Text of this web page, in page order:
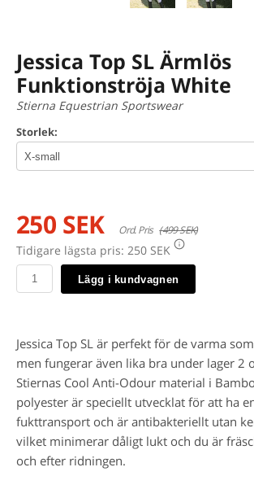
Jessica Top SL Ärmlös
Funktionströja White
Stierna Equestrian Sportswear
Storlek:
250 SEK Ord. Pris (499 SEK)
Tidigare lägsta pris: 250 SEK
Lägg i kundvagnen
Jessica Top SL är perfekt för de varma
men fungerar även lika bra under lager 2
Stiernas Cool Anti-Odour material i
polyester är speciellt utvecklat för att ha
fukttransport och är antibakteriellt utan
vilket minimerar dåligt lukt och du är
och efter ridningen.